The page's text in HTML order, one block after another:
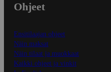
Ohjeet
Ensitilaajan ohjeet
Näin maksat
Näin tilaat ja muokkaat
Kaikki ohjeet ja vinkit